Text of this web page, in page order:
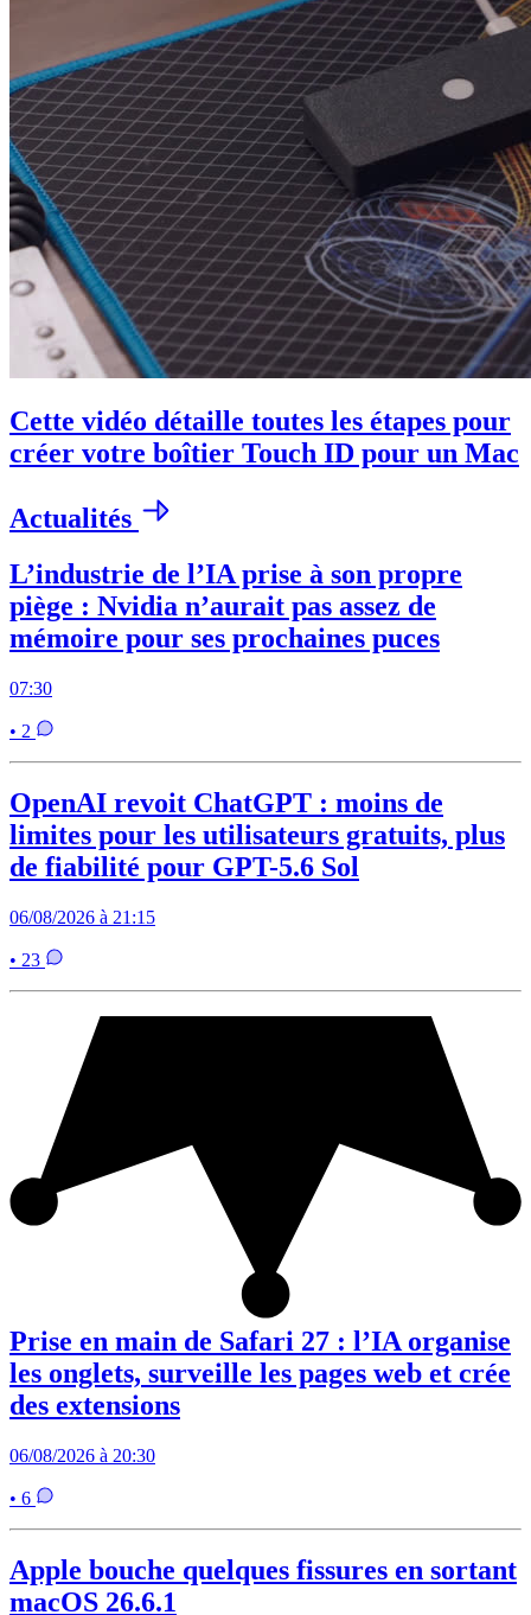
Cette vidéo détaille toutes les étapes pour
créer votre boîtier Touch ID pour un Mac
Actualités
L’industrie de l’IA prise à son propre
piège : Nvidia n’aurait pas assez de
mémoire pour ses prochaines puces
07:30
• 2
OpenAI revoit ChatGPT : moins de
limites pour les utilisateurs gratuits, plus
de fiabilité pour GPT-5.6 Sol
06/08/2026 à 21:15
• 23
Prise en main de Safari 27 : l’IA organise
les onglets, surveille les pages web et crée
des extensions
06/08/2026 à 20:30
• 6
Apple bouche quelques fissures en sortant
macOS 26.6.1